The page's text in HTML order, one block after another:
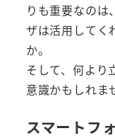
りも重要なのは
ザは活用してく
か。
そして、何より
意識かもしれま
スマートフ